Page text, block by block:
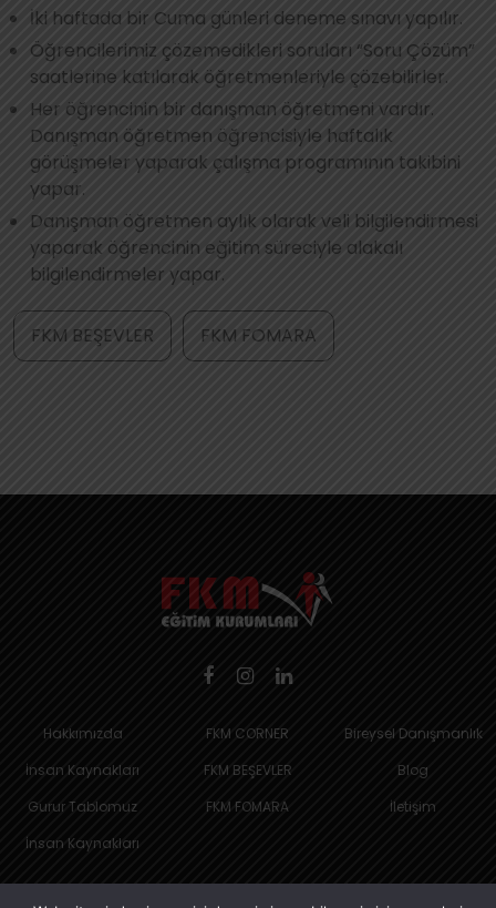
İki haftada bir Cuma günleri deneme sınavı yapılır.
Öğrencilerimiz çözemedikleri soruları “Soru Çözüm”
saatlerine katılarak öğretmenleriyle çözebilirler.
Her öğrencinin bir danışman öğretmeni vardır.
Danışman öğretmen öğrencisiyle haftalık
görüşmeler yaparak çalışma programının takibini
yapar.
Danışman öğretmen aylık olarak veli bilgilendirmesi
yaparak öğrencinin eğitim süreciyle alakalı
bilgilendirmeler yapar.
FKM BEŞEVLER FKM FOMARA
Hakkımızda
İnsan Kaynakları
Gurur Tablomuz
İnsan Kaynakları
FKM CORNER
FKM BEŞEVLER
FKM FOMARA
Bireysel Danışmanlık
Blog
İletişim